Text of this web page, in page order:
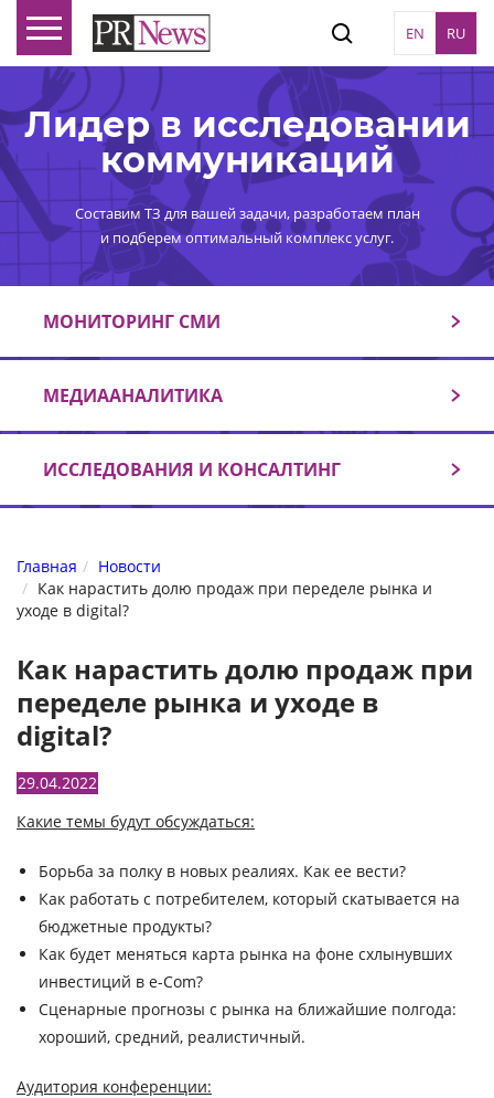
EN RU
Лидер в исследовании
коммуникаций
Составим ТЗ для вашей задачи, разработаем план
и подберем оптимальный комплекс услуг.
МОНИТОРИНГ СМИ
МЕДИААНАЛИТИКА
ИССЛЕДОВАНИЯ И КОНСАЛТИНГ
Главная
Новости
Как нарастить долю продаж при переделе рынка и
уходе в digital?
Как нарастить долю продаж при
переделе рынка и уходе в
digital?
29.04.2022
Какие темы будут обсуждаться:
Борьба за полку в новых реалиях. Как ее вести?
Как работать с потребителем, который скатывается на
бюджетные продукты?
Как будет меняться карта рынка на фоне схлынувших
инвестиций в e-Сom?
Сценарные прогнозы с рынка на ближайшие полгода:
хороший, средний, реалистичный.
Аудитория конференции: